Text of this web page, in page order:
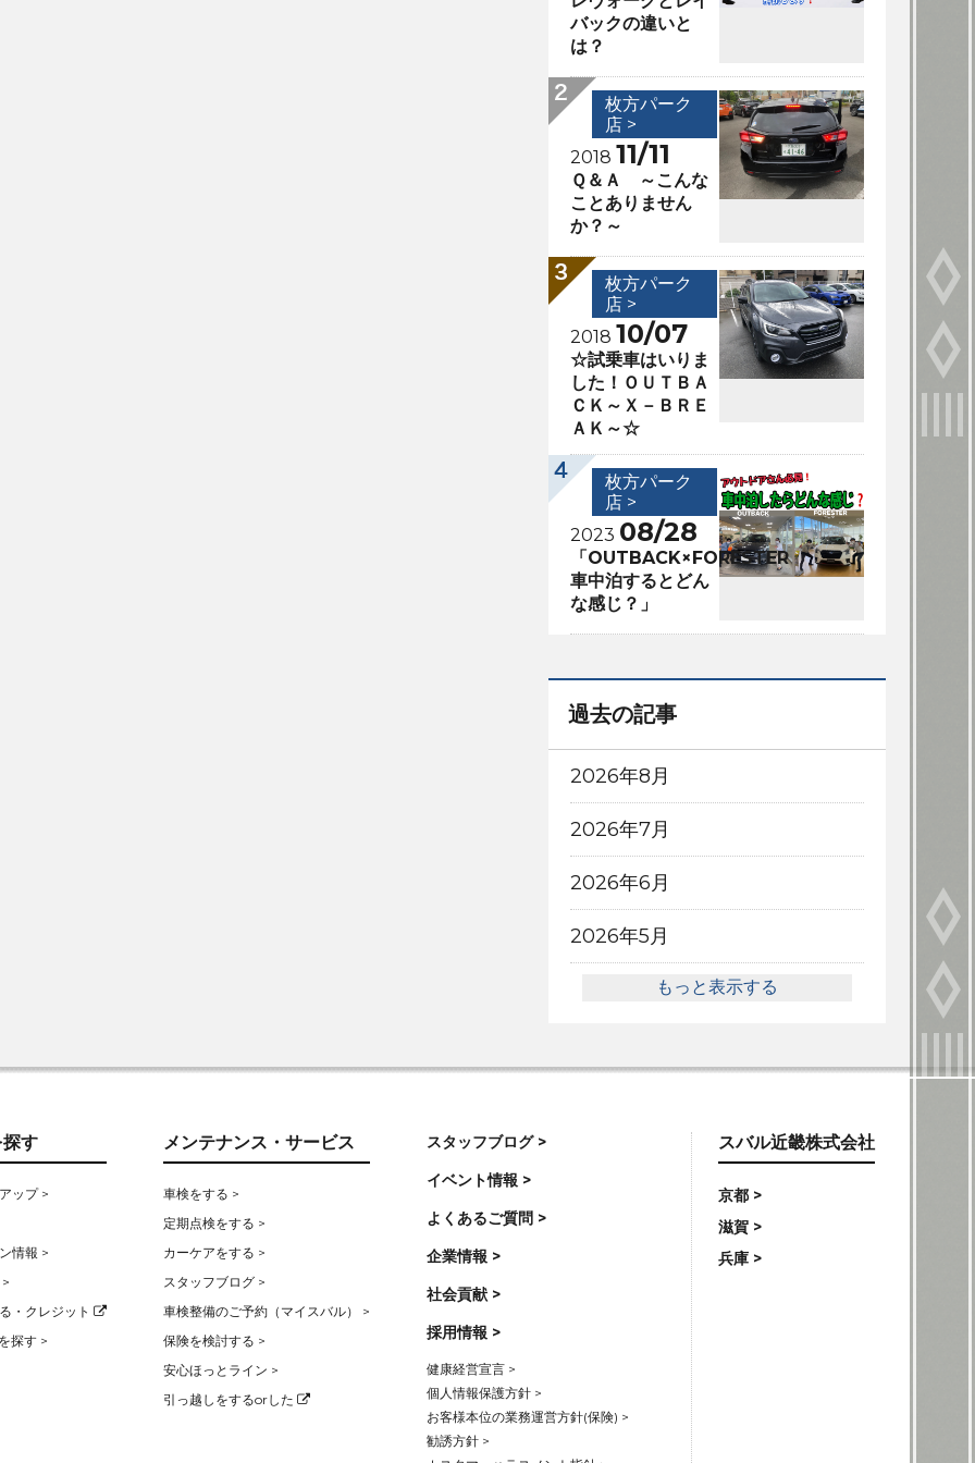
バックの違いと
は？
枚方パーク
店 >
2018 11/11
Ｑ＆Ａ ～こんな
ことありません
か？～
枚方パーク
店 >
2018 10/07
☆試乗車はいりま
した！ＯＵＴＢＡ
ＣＫ～Ｘ－ＢＲＥ
ＡＫ～☆
枚方パーク
店 >
2023 08/28
「OUTBACK×FORESTER
車中泊するとどん
な感じ？」
過去の記事
2026年8月
2026年7月
2026年6月
2026年5月
もっと表示する
す
ップ >
情報 >
・クレジット
探す >
メンテナンス・サービス
車検をする >
定期点検をする >
カーケアをする >
スタッフブログ >
車検整備のご予約（マイスバル） >
保険を検討する >
安心ほっとライン >
引っ越しをするorした
スタッフブログ >
イベント情報 >
よくあるご質問 >
企業情報 >
社会貢献 >
採用情報 >
健康経営宣言 >
個人情報保護方針 >
お客様本位の業務運営方針(保険) >
勧誘方針 >
スバル近畿株式会社
京都 >
滋賀 >
兵庫 >